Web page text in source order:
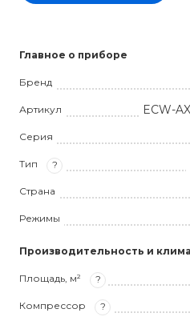
Главное о приборе
Бренд
Артикул ECW-
Серия
Тип ?
Страна
Режимы
Производительность и
Площадь, м² ?
Компрессор ?